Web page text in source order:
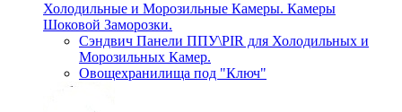
Холодильные и Морозильные Камеры. Камеры
Шоковой Заморозки.
Сэндвич Панели ППУ\PIR для Холодильных и
Морозильных Камер.
Овощехранилища под "Ключ"